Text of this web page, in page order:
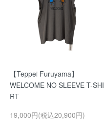
【Teppei Furuyama】
WELCOME NO SLEEVE T-SHI
RT
19,000円(税込20,900円)